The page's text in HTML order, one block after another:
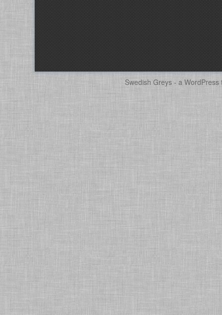
Swedish Greys - a WordPress